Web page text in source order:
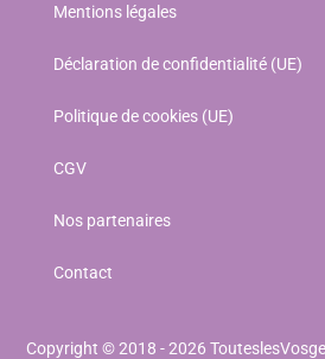
Mentions légales
Déclaration de confidentialité (UE)
Politique de cookies (UE)
CGV
Nos partenaires
Contact
Copyright © 2018 - 2026